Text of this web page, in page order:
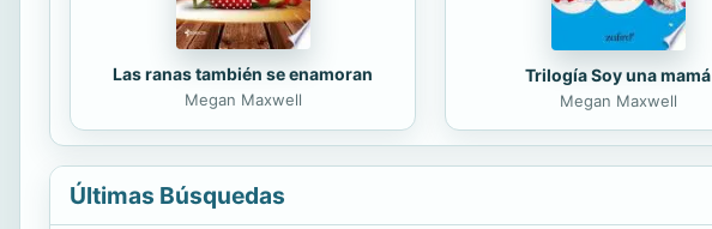
Las ranas también se enamoran
Megan Maxwell
Trilogía Soy una mamá
Megan Maxwell
Últimas Búsquedas